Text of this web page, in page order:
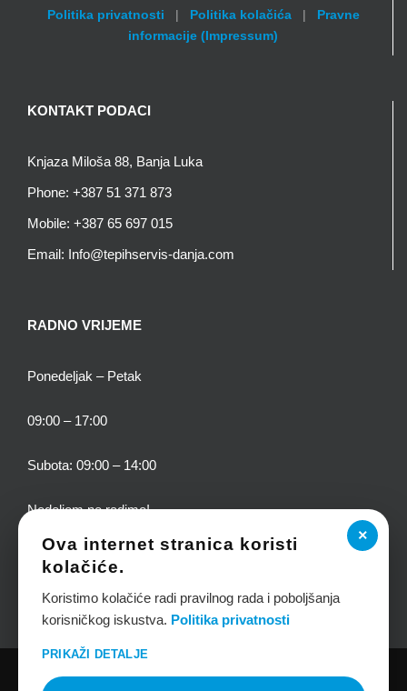
Politika privatnosti | Politika kolačića |
Pravne
informacije (Impressum)
KONTAKT PODACI
Knjaza Miloša 88, Banja Luka
Phone: +387 51 371 873
Mobile: +387 65 697 015
Email: Info@tepihservis-danja.com
RADNO VRIJEME
Ponedeljak – Petak
09:00 – 17:00
Subota: 09:00 – 14:00
Nedeljom ne radimo!
COPYRIGHT 2020 TEPIH SERVIS DANJA BYWEB DIZAJN-S| SVA PRAVA
×
Ova internet stranica koristi
kolačiće.
Koristimo kolačiće radi pravilnog rada i poboljšanja
korisničkog iskustva. Politika privatnosti
PRIKAŽI DETALJE